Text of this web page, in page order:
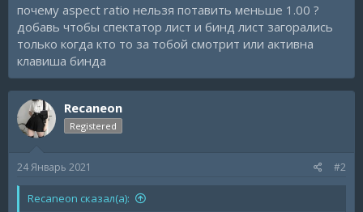
а
почему aspect ratio нельзя потавить меньше 1.00 ?
добавь чтобы спектатор лист и бинд лист загорались
только когда кто то за тобой смотрит или активна
клавиша бинда
Recaneon
Registered
24 Январь 2021 #2
Recaneon сказал(а):